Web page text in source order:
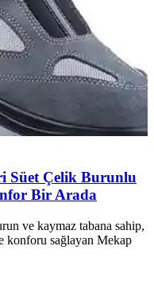
Süet Çelik Burunlu
Bir Arada
ve kaymaz tabana sahip,
konforu sağlayan Mekap